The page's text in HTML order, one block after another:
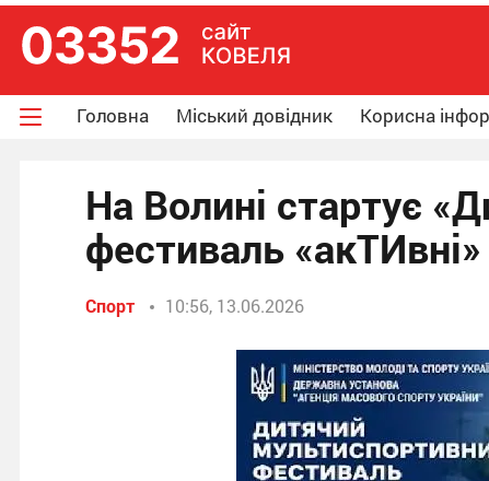
Головна Міський довідник Корисна
На Волині стартує
фестиваль «акТИвні»
Спорт 10:56, 13.06.2026